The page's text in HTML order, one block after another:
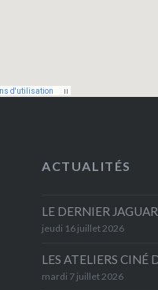
ACTUALITÉS
LE DERNIER
jeudi 16 juillet 2026
LES ATELIERS CINÉ
mardi 7 juillet 2026